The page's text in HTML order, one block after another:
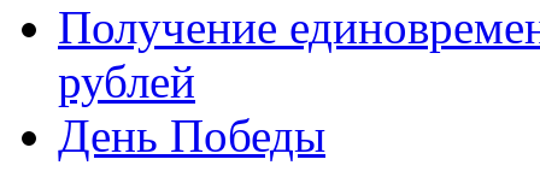
Получение
рублей
День Победы